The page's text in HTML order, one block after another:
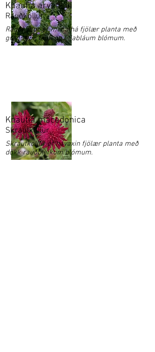
Rauðkollur
Knautia arvensis
Rauðkollur er meðalhá fjölær planta með
grágrænu laufi og lillabláum blómum.
Skrautkollur
Knautia macedonica
Skrautkollur er hávaxin fjölær planta með
dökk rauðbleikum blómum.